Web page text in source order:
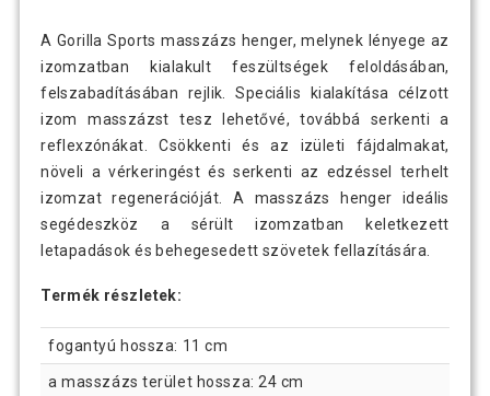
A Gorilla Sports masszázs henger, melynek lényege az
izomzatban kialakult feszültségek feloldásában,
felszabadításában rejlik. Speciális kialakítása célzott
izom masszázst tesz lehetővé, továbbá serkenti a
reflexzónákat. Csökkenti és az izületi fájdalmakat,
növeli a vérkeringést és serkenti az edzéssel terhelt
izomzat regenerációját. A masszázs henger ideális
segédeszköz a sérült izomzatban keletkezett
letapadások és behegesedett szövetek fellazítására.
Termék részletek:
fogantyú hossza: 11 cm
a masszázs terület hossza: 24 cm